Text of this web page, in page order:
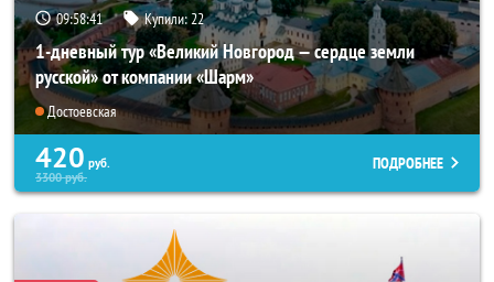
09:58:40 Купили: 22
1-дневный тур «Великий Новгород — сердце земли
русской» от компании «Шарм»
Достоевская
420 руб.
3300руб.
ПОДРОБНЕЕ